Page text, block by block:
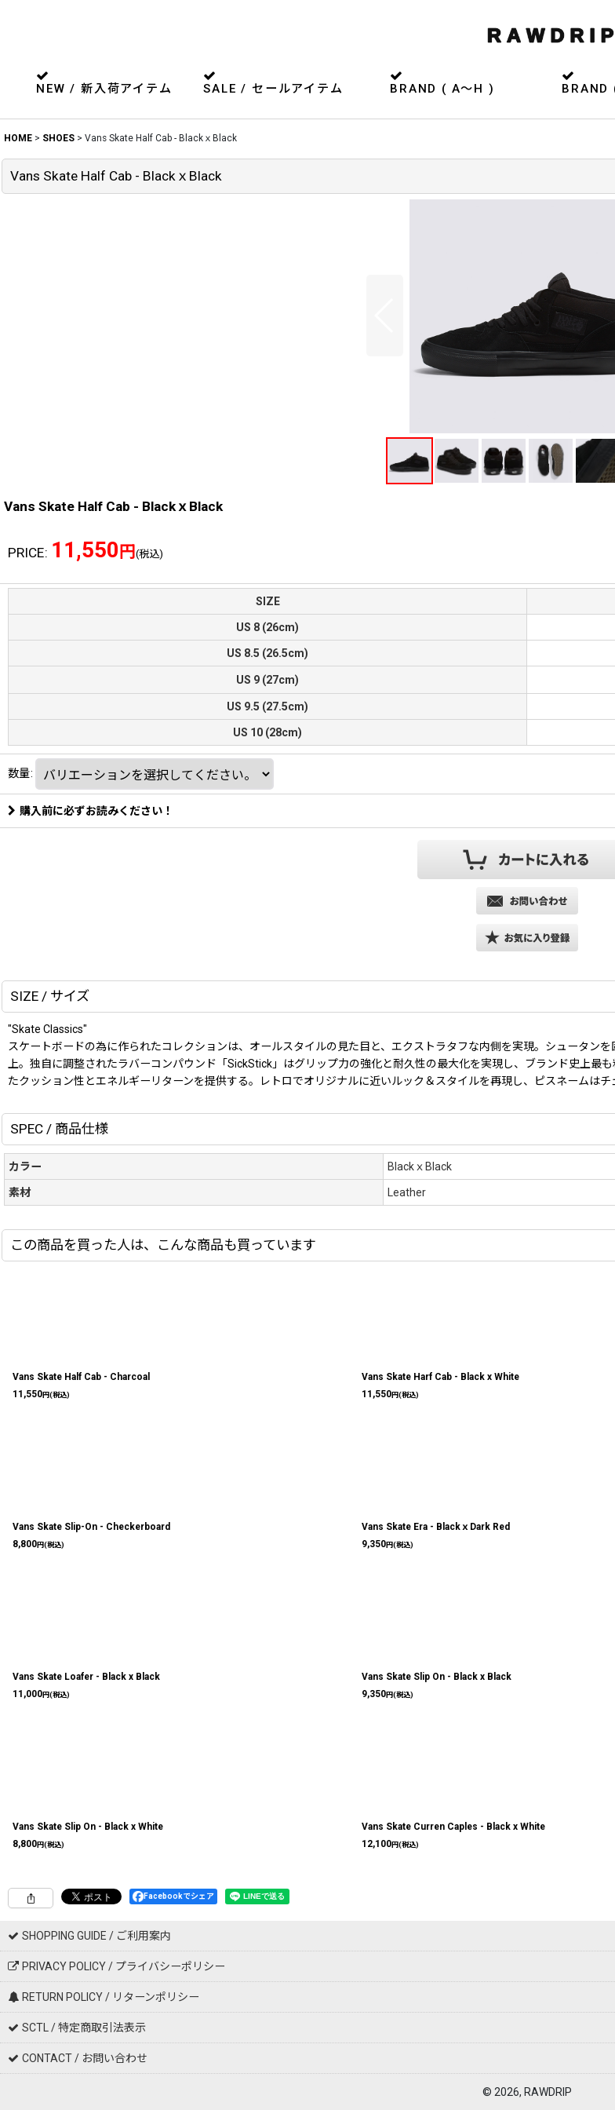
NEW / 新入荷アイテム SALE / セールアイテム BRAND ( A〜H ) BRAND
HOME > SHOES > Vans Skate Half Cab - BlackｘBlack
Vans Skate Half Cab - BlackｘBlack
Vans Skate Half Cab - BlackｘBlack
PRICE: 11,550 円 (税込)
SIZE
US 8 (26cm)
US 8.5 (26.5cm)
US 9 (27cm)
US 9.5 (27.5cm)
US 10 (28cm)
数量:
購入前に必ずお読みください！
SIZE / サイズ
"Skate Classics"
スケートボードの為に作られたコレクションは、オールスタイルの見た目と、エクストラタフな内側を実現。シュータン
上。独自に調整されたラバーコンパウンド「SickStick」はグリップ力の強化と耐久性の最大化を実現し、ブランド史上最
たクッション性とエネルギーリターンを提供する。レトロでオリジナルに近いルック＆スタイルを再現し、ピスネームはチ
SPEC / 商品仕様
カラー BlackｘBlack
素材 Leather
この商品を買った人は、こんな商品も買っています
Vans Skate Half Cab - Charcoal
11,550円(税込)
Vans Skate Harf Cab - Black x White
11,550円(税込)
Vans Skate Slip-On - Checkerboard
8,800円(税込)
Vans Skate Era - BlackｘDark Red
9,350円(税込)
Vans Skate Loafer - Black x Black
11,000円(税込)
Vans Skate Slip On - Black x Black
9,350円(税込)
Vans Skate Slip On - Black x White
8,800円(税込)
Vans Skate Curren Caples - Black x White
12,100円(税込)
Facebookでシェア
SHOPPING GUIDE / ご利用案内
PRIVACY POLICY / プライバシーポリシー
RETURN POLICY / リターンポリシー
SCTL / 特定商取引法表示
CONTACT / お問い合わせ
© 2026, RAWDRIP